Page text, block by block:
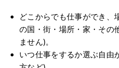
どこからでも仕事ができ、
の国・街・場所・家・その
ません)。
いつ仕事をするか選ぶ自由